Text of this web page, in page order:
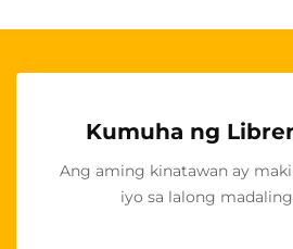
Kumuha ng
Ang aming kinatawan ay
iyo sa lalong